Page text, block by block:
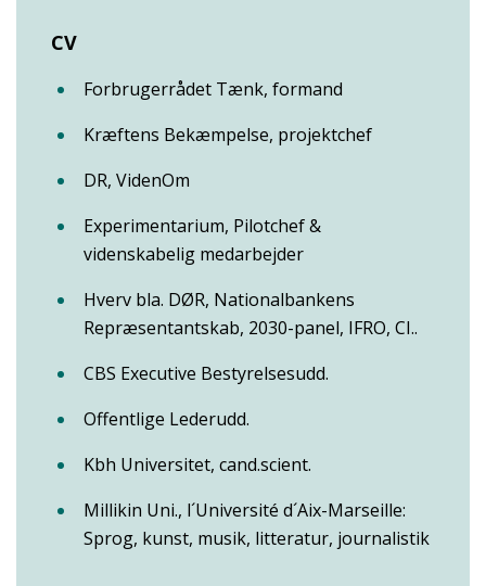
CV
Forbrugerrådet Tænk, formand
Kræftens Bekæmpelse, projektchef
DR, VidenOm
Experimentarium, Pilotchef &
videnskabelig medarbejder
Hverv bla. DØR, Nationalbankens
Repræsentantskab, 2030-panel, IFRO, CI..
CBS Executive Bestyrelsesudd.
Offentlige Lederudd.
Kbh Universitet, cand.scient.
Millikin Uni., l´Université d´Aix-Marseille:
Sprog, kunst, musik, litteratur, journalistik